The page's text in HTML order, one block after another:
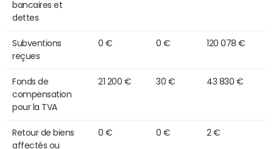
bancaires et
dettes
Subventions
reçues
0 € 0 € 120 078 €
Fonds de
compensation
pour la TVA
21 200 € 30 € 43 830 €
Retour de biens
affectés ou
0 € 0 € 2 €